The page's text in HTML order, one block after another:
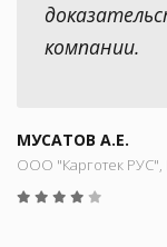
компании.
МУСАТОВ А.Е.
ООО "Карготек РУС",